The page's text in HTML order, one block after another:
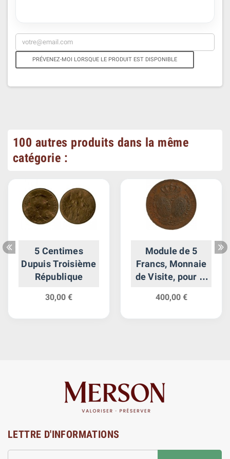
PRÉVENEZ-MOI LORSQUE LE PRODUIT EST DISPONIBLE
100 autres produits dans la même
catégorie :
5 Centimes
Dupuis Troisième
République
30,00 €
Module de 5
Francs, Monnaie
de Visite, pour le
Deux-Siciles à la
400,00 €
LETTRE D'INFORMATIONS